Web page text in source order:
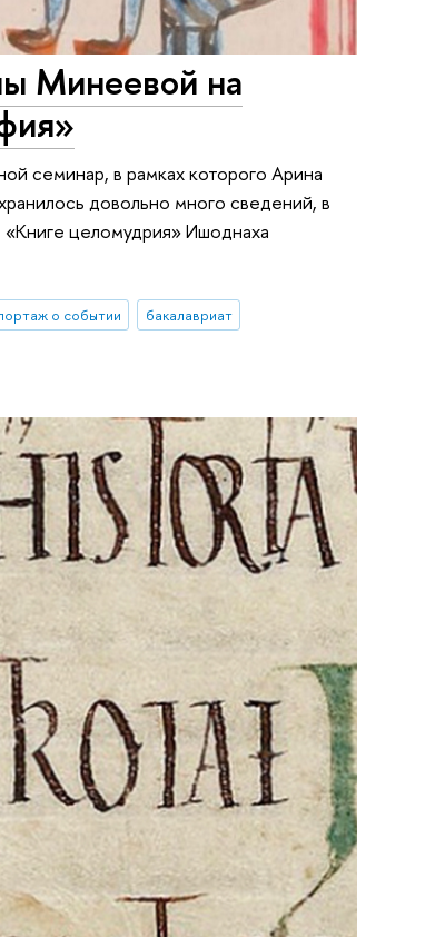
Минеевой на
семинар, в рамках которого Арина
довольно много сведений, в
«Книге целомудрия» Ишоднаха
о событии
бакалавриат